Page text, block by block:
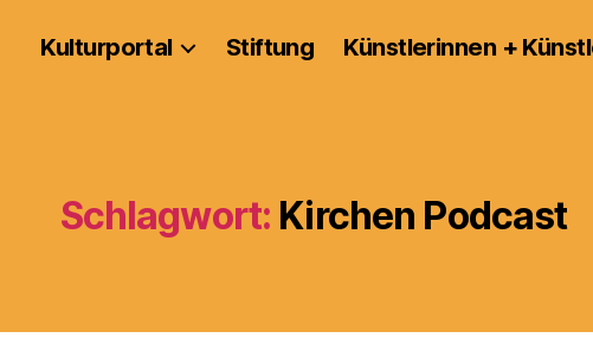
Kulturportal Stiftung Künstlerinnen +
Schlagwort: Kirchen Podcast